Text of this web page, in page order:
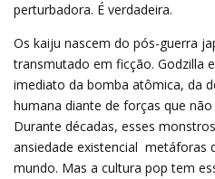
perturbadora. É verdadeira.
Os kaiju nascem do pós-guerra
transmutado em ficção. Godzilla
imediato da bomba atômica, da
humana diante de forças que
Durante décadas, esses
ansiedade existencial 
mundo. Mas a cultura pop tem